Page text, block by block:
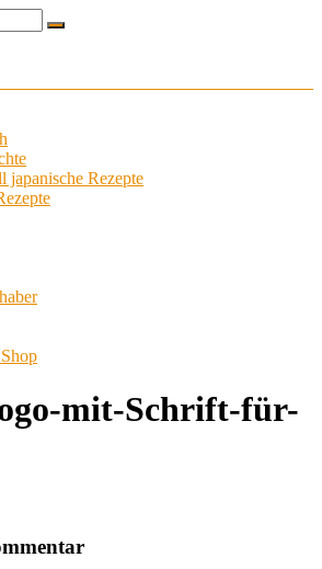
japanische Rezepte
mit-Schrift-für-